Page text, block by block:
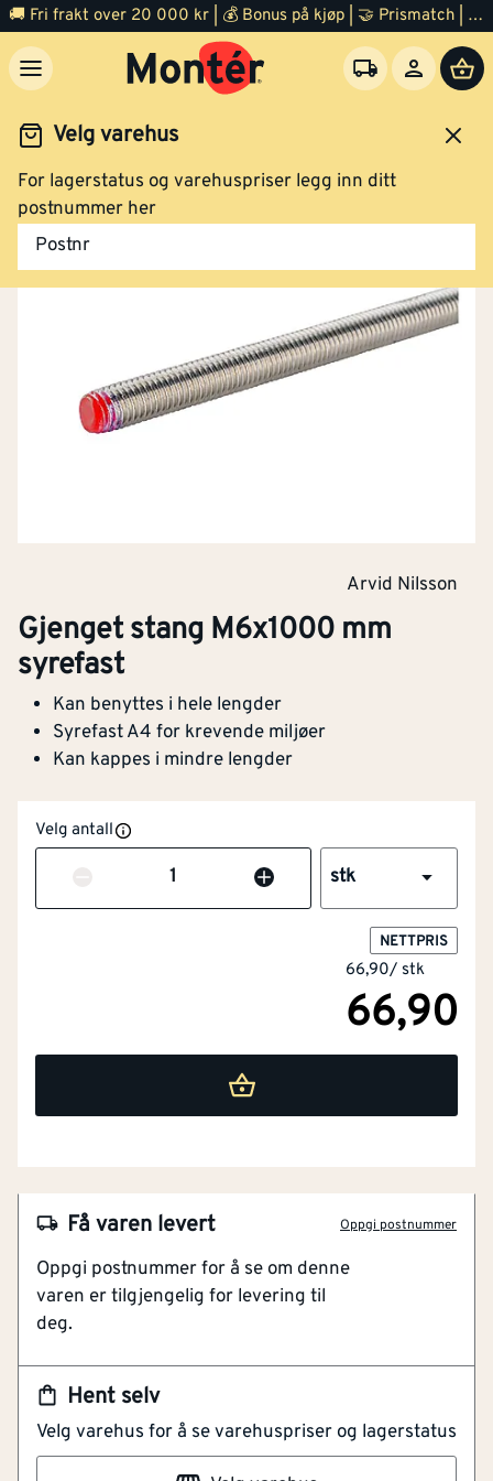
🚚 Fri frakt over 20 000 kr | 💰 Bonus på kjøp | 🤝 Prismatch | ⭐ 100% fornøyd garanti | 🏪 140 byggevarehus
Velg varehus
For lagerstatus og varehuspriser legg inn ditt
postnummer her
Postnr
Festemidler Skruer
Arvid Nilsson
Gjenget stang M6x1000 mm
syrefast
Kan benyttes i hele lengder
Syrefast A4 for krevende miljøer
Kan kappes i mindre lengder
Velg antall
Antall stk
NETTPRIS
66,90/ stk
66,90
Hent selv
Velg varehus for å se varehuspriser og lagerstatus
Få varen levert Oppgi postnummer
Oppgi postnummer for å se om denne
varen er tilgjengelig for levering til
deg.
NOBB
57934482
Artikkelnummer 101313424
Kan benyttes i hele lengder
Syrefast A4 for krevende miljøer
GJENGET JERN. KAN BENYTTES I HEL LENGDE
ELLER KAPPES I MINDRE LENGDER. FINNES I
STÅLKVALITET 4,6 0G 8,8. OVERFLATEBEHANDLET I